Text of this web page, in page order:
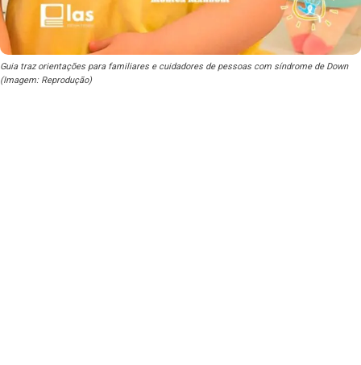
Guia traz orientações para familiares e cuidadores de pessoas com síndrome de Down
(Imagem: Reprodução)